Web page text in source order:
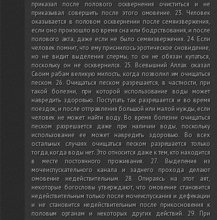
приказал после полового осквернения очиститься и не
приказывал совершить после этого омовение. 23. Человек
оказывается в половом осквернении после семяизвержения,
если оно произошло во время сна или бодрствования, и после
полового акта, даже если не было семяизвержения. 24. Если
человек помнит, что ему приснилось эротическое сновидение,
но не видит выделения спермы, то он не обязан купаться,
поскольку он не осквернился. 25. Всевышний Аллах оказал
Своим рабам великую милость, когда позволил им очищаться
песком. 26. Очищаться песком разрешается, в частности, при
такой болезни, при которой использование воды может
навредить здоровью. Поступать так разрешается и во время
поездок, и после отправления большой или малой нужды, если
человек не может найти воду. Во время болезни очищаться
песком разрешается даже при наличии воды, поскольку
использование ее может навредить здоровью. Во всех
остальных случаях очищаться песком разрешается только
тогда, когда воды нет. Это относится даже к тем, кто находится
в месте постоянного проживания. 27. Выделения из
мочеиспускательного канала и заднего прохода делают
омовение недействительным. 28. Опираясь на этот аят,
некоторые богословы утверждают, что омовение становится
недействительным только после мочеиспускания и дефекации
и не становится недействительным после прикосновения к
половым органам и некоторых других действий. 29. При